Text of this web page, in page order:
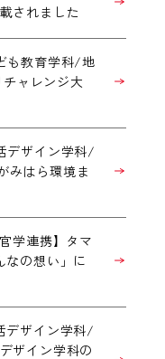
されました
も教育学科/地
ャレンジ大
デザイン学科/
みはら環境ま
学連携】タマ
なの想い」に
デザイン学科/
ザイン学科の